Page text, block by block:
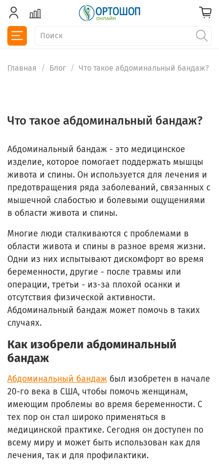
Главная Блог Что такое абдоминальный бандаж?
Что такое абдоминальный бандаж?
Абдоминальный бандаж - это медицинское
изделие, которое помогает поддержать мышцы
живота и спины. Он используется для лечения и
предотвращения ряда заболеваний, связанных с
мышечной слабостью и болевыми ощущениями
в области живота и спины.
Многие люди сталкиваются с проблемами в
области живота и спины в разное время жизни.
Одни из них испытывают дискомфорт во время
беременности, другие - после травмы или
операции, третьи - из-за плохой осанки и
отсутствия физической активности.
Абдоминальный бандаж может помочь в таких
случаях.
Как изобрели абдоминальный
бандаж
Абдоминальный бандаж был изобретен в начале
20-го века в США, чтобы помочь женщинам,
имеющим проблемы во время беременности. С
тех пор он стал широко применяться в
медицинской практике. Сегодня он доступен по
всему миру и может быть использован как для
лечения, так и для профилактики.